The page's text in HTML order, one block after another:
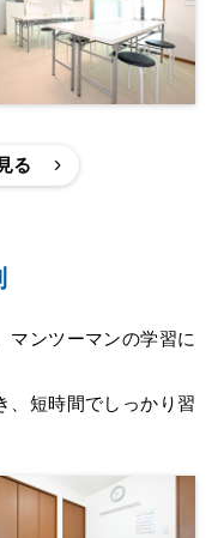
る
マンツーマンの学習に
、短時間でしっかり習